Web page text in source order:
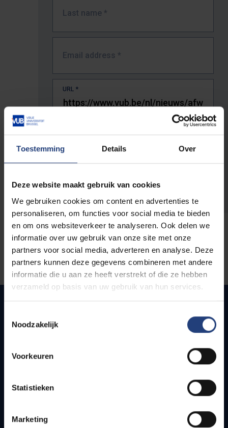
Toestemming Details Over
Deze website maakt gebruik van cookies
We gebruiken cookies om content en advertenties te
personaliseren, om functies voor social media te bieden
en om ons websiteverkeer te analyseren. Ook delen we
informatie over uw gebruik van onze site met onze
partners voor social media, adverteren en analyse. Deze
partners kunnen deze gegevens combineren met andere
informatie die u aan ze heeft verstrekt of die ze hebben
verzameld op basis van uw gebruik van hun services.
Noodzakelijk
Voorkeuren
Statistieken
Marketing
Last name *
Email address *
URL *
The full URL of the page where you encountered the error.
Quick links
How to get to the VUB campuses